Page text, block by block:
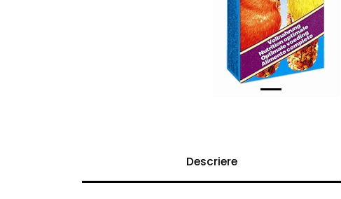
Descriere